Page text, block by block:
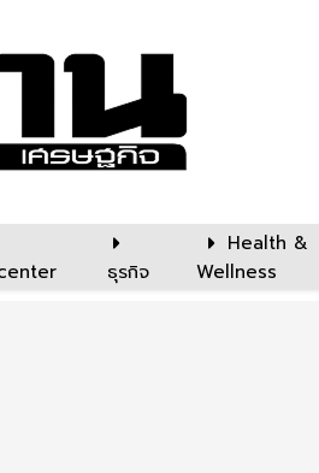
ธุรกิจ
Health &
Wellness